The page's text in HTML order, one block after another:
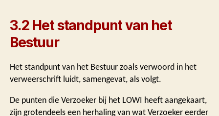
3.2 Het standpunt van het
Bestuur
Het standpunt van het Bestuur zoals verwoord in het
verweerschrift luidt, samengevat, als volgt.
De punten die Verzoeker bij het LOWI heeft aangekaart,
zijn grotendeels een herhaling van wat Verzoeker eerder